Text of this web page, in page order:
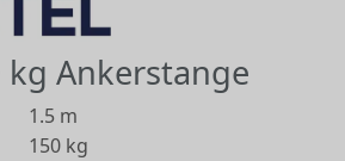
kg Ankerstange
1.5 m
150 kg